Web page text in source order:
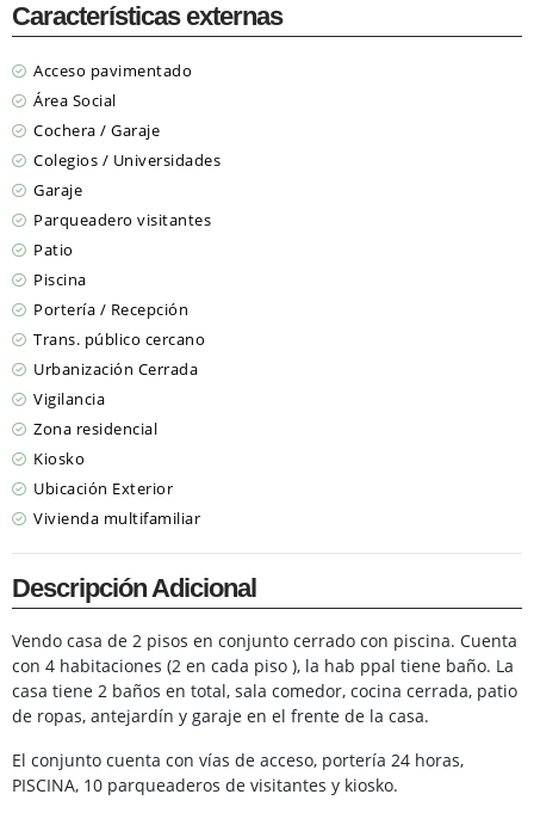
Características externas
Acceso pavimentado
Área Social
Cochera / Garaje
Colegios / Universidades
Garaje
Parqueadero visitantes
Patio
Piscina
Portería / Recepción
Trans. público cercano
Urbanización Cerrada
Vigilancia
Zona residencial
Kiosko
Ubicación Exterior
Vivienda multifamiliar
Descripción Adicional
Vendo casa de 2 pisos en conjunto cerrado con piscina. Cuenta
con 4 habitaciones (2 en cada piso ), la hab ppal tiene baño. La
casa tiene 2 baños en total, sala comedor, cocina cerrada, patio
de ropas, antejardín y garaje en el frente de la casa.
El conjunto cuenta con vías de acceso, portería 24 horas,
PISCINA, 10 parqueaderos de visitantes y kiosko.